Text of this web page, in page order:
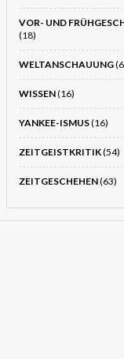
VOR- UND
(18)
WELTANSCHAUUNG
WISSEN(16)
YANKEE-ISMUS(16)
ZEITGEISTKRITIK(54)
ZEITGESCHEHEN(63)